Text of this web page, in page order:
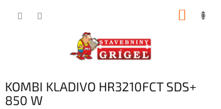
KOMBI KLADIVO HR3210FCT SDS+
850 W